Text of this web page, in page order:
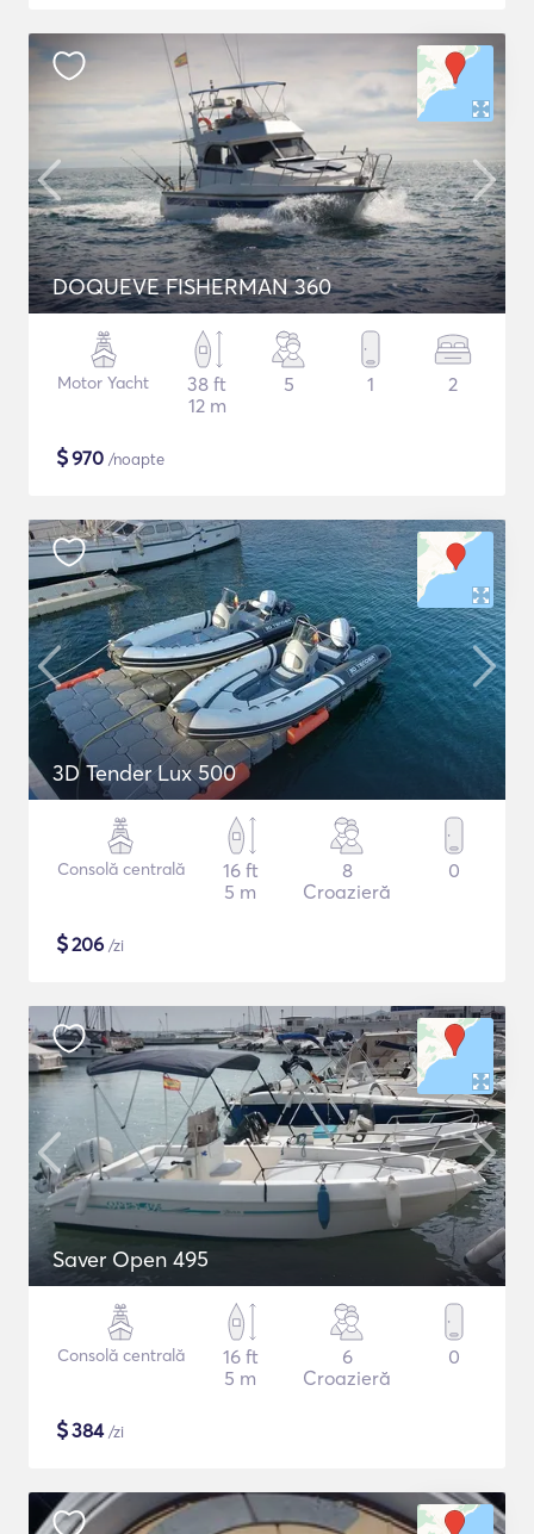
DOQUEVE FISHERMAN 360
Motor Yacht
38 ft
12 m
5 1 2
$970 /noapte
3D Tender Lux 500
Consolă centrală
16 ft
5 m
8
Croazieră
0
$206 /zi
Saver Open 495
Consolă centrală
16 ft
5 m
6
Croazieră
0
$384/zi